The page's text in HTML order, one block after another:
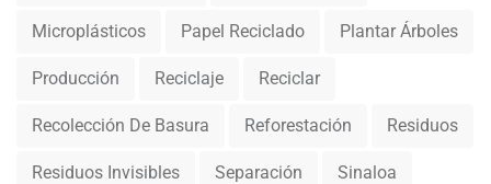
Microplásticos Papel Reciclado Plantar Árboles
Producción Reciclaje Reciclar
Recolección De Basura Reforestación Residuos
Residuos Invisibles Separación Sinaloa